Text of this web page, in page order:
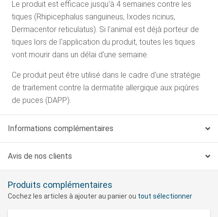
Le produit est efficace jusqu'à 4 semaines contre les
tiques (Rhipicephalus sanguineus, Ixodes ricinus,
Dermacentor reticulatus). Si l'animal est déjà porteur de
tiques lors de l'application du produit, toutes les tiques
vont mourir dans un délai d'une semaine.
Ce produit peut être utilisé dans le cadre d'une stratégie
de traitement contre la dermatite allergique aux piqûres
de puces (DAPP).
Informations complémentaires
Avis de nos clients
Produits complémentaires
Cochez les articles à ajouter au panier ou tout sélectionner